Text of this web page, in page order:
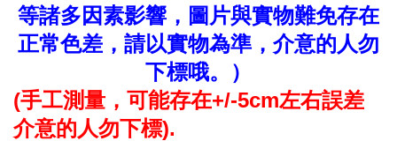
等諸多因素影響，圖片與實物難免存在
正常色差，請以實物為準，介意的人勿
下標哦。）
(手工測量，可能存在+/-5cm左右誤差
介意的人勿下標).